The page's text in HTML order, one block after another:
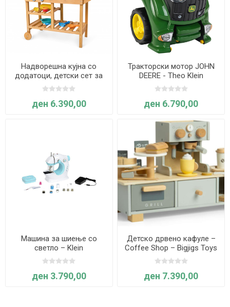
Надворешна кујна со
додатоци, детски сет за
игра – Hape
ден 6.390,00
Тракторски мотор JOHN
DEERE - Theo Klein
ден 6.790,00
Машина за шиење со
светло – Klein
ден 3.790,00
Детско дрвено кафуле –
Coffee Shop – Bigjigs Toys
ден 7.390,00